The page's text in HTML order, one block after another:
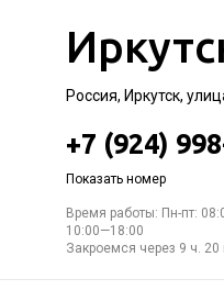
Россия, Иркутск,
+7 (924)
Показать номер
Время работы: Пн-пт:
10:00—18:00
Закроемся через 9 ч. 20